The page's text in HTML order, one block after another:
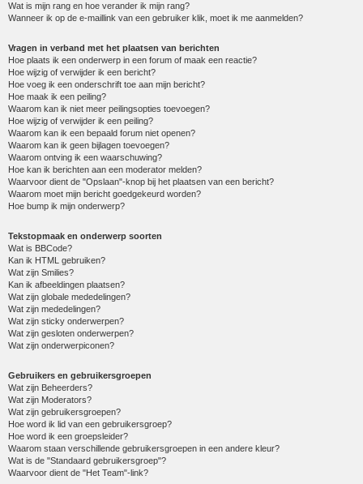
Wat is mijn rang en hoe verander ik mijn rang?
Wanneer ik op de e-maillink van een gebruiker klik, moet ik me aanmelden?
Vragen in verband met het plaatsen van berichten
Hoe plaats ik een onderwerp in een forum of maak een reactie?
Hoe wijzig of verwijder ik een bericht?
Hoe voeg ik een onderschrift toe aan mijn bericht?
Hoe maak ik een peiling?
Waarom kan ik niet meer peilingsopties toevoegen?
Hoe wijzig of verwijder ik een peiling?
Waarom kan ik een bepaald forum niet openen?
Waarom kan ik geen bijlagen toevoegen?
Waarom ontving ik een waarschuwing?
Hoe kan ik berichten aan een moderator melden?
Waarvoor dient de "Opslaan"-knop bij het plaatsen van een bericht?
Waarom moet mijn bericht goedgekeurd worden?
Hoe bump ik mijn onderwerp?
Tekstopmaak en onderwerp soorten
Wat is BBCode?
Kan ik HTML gebruiken?
Wat zijn Smilies?
Kan ik afbeeldingen plaatsen?
Wat zijn globale mededelingen?
Wat zijn mededelingen?
Wat zijn sticky onderwerpen?
Wat zijn gesloten onderwerpen?
Wat zijn onderwerpiconen?
Gebruikers en gebruikersgroepen
Wat zijn Beheerders?
Wat zijn Moderators?
Wat zijn gebruikersgroepen?
Hoe word ik lid van een gebruikersgroep?
Hoe word ik een groepsleider?
Waarom staan verschillende gebruikersgroepen in een andere kleur?
Wat is de "Standaard gebruikersgroep"?
Waarvoor dient de "Het Team"-link?